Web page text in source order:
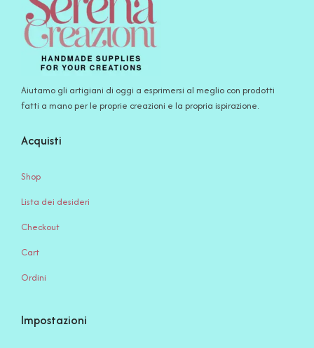
Aiutamo gli artigiani di oggi a esprimersi al meglio con prodotti
fatti a mano per le proprie creazioni e la propria ispirazione.
Acquisti
Shop
Lista dei desideri
Checkout
Cart
Ordini
Impostazioni